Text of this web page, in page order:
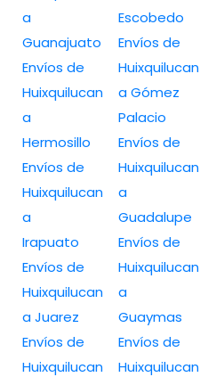
a
Guanajuato
Envíos de
Huixquilucan
a
Hermosillo
Envíos de
Huixquilucan
a
Irapuato
Envíos de
Huixquilucan
a Juarez
Envíos de
Huixquilucan
Escobedo
Envíos de
Huixquilucan
a Gómez
Palacio
Envíos de
Huixquilucan
a
Guadalupe
Envíos de
Huixquilucan
a
Guaymas
Envíos de
Huixquilucan